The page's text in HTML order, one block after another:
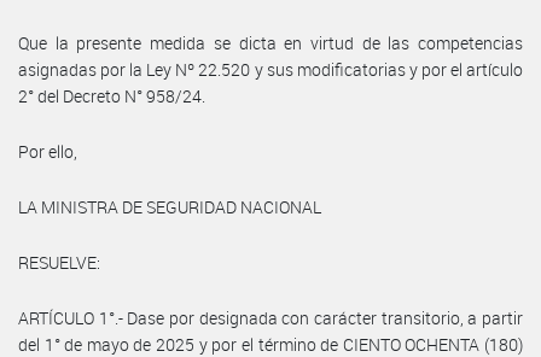
Que la presente medida se dicta en virtud de las competencias
asignadas por la Ley Nº 22.520 y sus modificatorias y por el artículo
2° del Decreto N° 958/24.
Por ello,
LA MINISTRA DE SEGURIDAD NACIONAL
RESUELVE:
ARTÍCULO 1°.- Dase por designada con carácter transitorio, a partir
del 1° de mayo de 2025 y por el término de CIENTO OCHENTA (180)